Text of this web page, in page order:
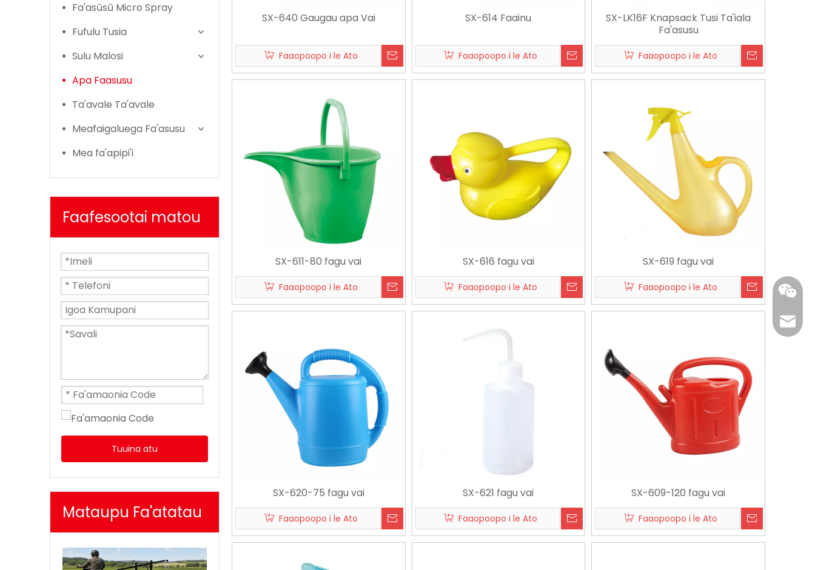
Fa'asūsū Micro Spray
Fufulu Tusia
Sulu Malosi
Apa Faasusu
Ta'avale Ta'avale
Meafaigaluega Fa'asusu
Mea fa'apipi'i
Faafesootai matou
Tuuina atu
Mataupu Fa'atatau
SX-640 Gaugau apa Vai
Faaopoopo i le Ato
SX-614 Faainu
Faaopoopo i le Ato
SX-LK16F Knapsack Tusi Ta'iala
Fa'asusu
Faaopoopo i le Ato
SX-611-80 fagu vai
Faaopoopo i le Ato
SX-616 fagu vai
Faaopoopo i le Ato
SX-619 fagu vai
Faaopoopo i le Ato
SX-620-75 fagu vai
Faaopoopo i le Ato
SX-621 fagu vai
Faaopoopo i le Ato
SX-609-120 fagu vai
Faaopoopo i le Ato